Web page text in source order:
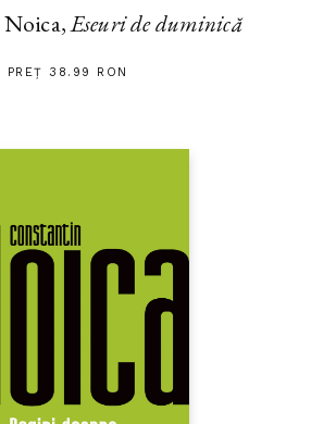
Noica,Eseuri de duminică
PREȚ 38.99 RON